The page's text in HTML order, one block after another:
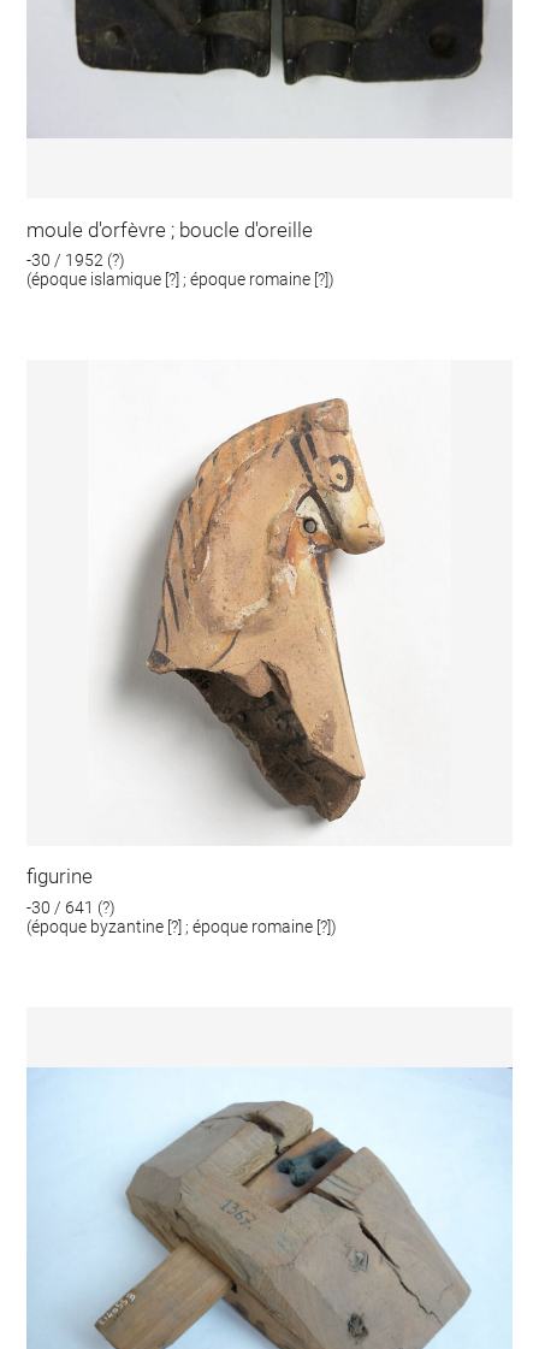
moule d'orfèvre ; boucle d'oreille
-30 / 1952 (?)
(époque islamique [?] ; époque romaine [?])
figurine
-30 / 641 (?)
(époque byzantine [?] ; époque romaine [?])